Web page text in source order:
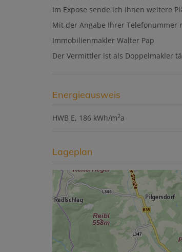
Im Expose sende ich Ihnen weitere
Mit der Angabe Ihrer Telefonummer
Immobilienmakler Walter Pap
Der Vermittler ist als Doppelmakler
Energieausweis
HWB E, 186 kWh/m2a
Lageplan